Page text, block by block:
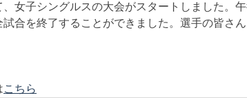
女子シングルスの大会がスタートしました。
合を終了することができました。選手の皆さ
こちら